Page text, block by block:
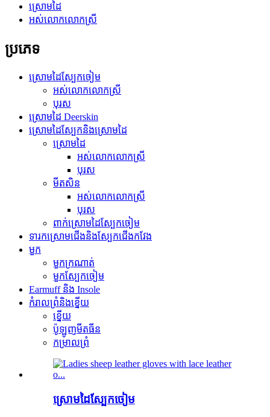
ស្រោមដៃ
អស់លោកលោកស្រី
ប្រភេទ
ស្រោមដៃស្បែកចៀម
អស់លោកលោកស្រី
បុរស
ស្រោមដៃ Deerskin
ស្រោមដៃស្បែកនិងស្រោមដៃ
ស្រោមដៃ
អស់លោកលោកស្រី
បុរស
មីតសិន
អស់លោកលោកស្រី
បុរស
ពាក់ស្រោមដៃស្បែកចៀម
ទារកស្រោមជើងនិងស្បែកជើងកវែង
មួក
មួកក្រណាត់
មួកស្បែកចៀម
Earmuff និង Insole
កំរាលព្រំនិងខ្នើយ
ខ្នើយ
ប៉ូឡូញមីតធីន
កម្រាលព្រំ
ស្រោមដៃស្បែកចៀម